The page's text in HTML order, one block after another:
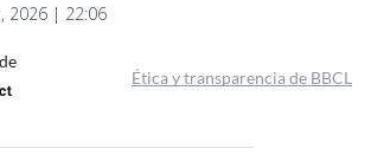
2026 | 22:06
Ética y transparencia de BBCL